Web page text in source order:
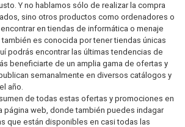
Y no hablamos sólo de realizar la compra
sino otros productos como ordenadores o
en tiendas de informática o menaje
también es conocida por tener tiendas únicas
podrás encontrar las últimas tendencias de
beneficiarte de un amplia gama de ofertas y
semanalmente en diversos catálogos y
año.
de todas estas ofertas y promociones en
página web, donde también puedes indagar
que están disponibles en casi todas las